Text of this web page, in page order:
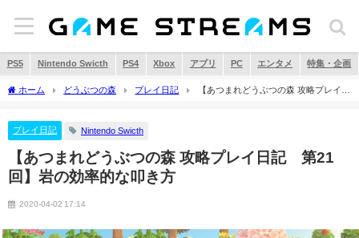
PS5 Nintendo Swicth PS4 Xbox アプリ PC エンタメ 特集・企画
ホーム どうぶつの森 プレイ日記
【あつまれどうぶつの森 攻略プレイ日
プレイ日記 Nintendo Swicth
【あつまれどうぶつの森 攻略プレイ日記 第21
回】岩の効率的な叩き方
2020-04-02 17:14